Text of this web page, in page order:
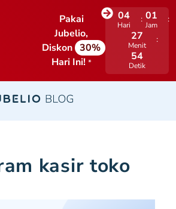
Pakai
Jubelio,
Diskon 30%
Hari Ini! *
04
Hari
01
Jam
27
Menit
53
Detik
kasir toko